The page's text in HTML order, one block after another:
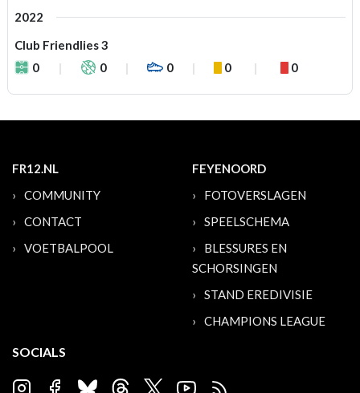
2022
Club Friendlies 3
0
0 0 0 0
FR12.NL
COMMUNITY
CONTACT
VOETBALPOOL
FEYENOORD
FOTOVERSLAGEN
SPEELSCHEMA
BLESSURES EN
SCHORSINGEN
STAND EREDIVISIE
CHAMPIONS LEAGUE
SOCIALS